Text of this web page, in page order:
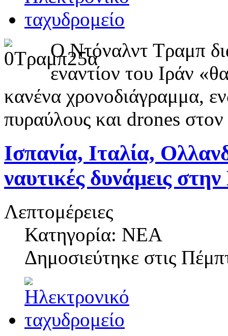
Ο Ντόναλντ Τραμπ
εναντίον του Ιράν
κανένα χρονοδιάγραμμα,
πυραύλους και drones
Ισπανία, Ιταλία,
ναυτικές δυνάμεις
Λεπτομέρειες
Κατηγορία: ΝΕΑ
Δημοσιεύτηκε στις